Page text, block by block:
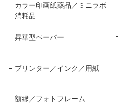
カラー印画紙薬品／ミニラボ
消耗品
昇華型ペーパー
プリンター／インク／用紙
額縁／フォトフレーム